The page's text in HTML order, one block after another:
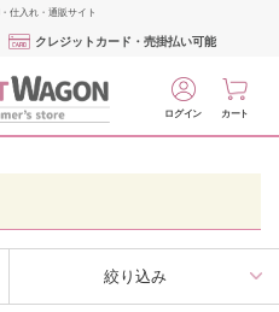
仕入れ・通販サイト
クレジットカード・売掛払い可能
ログイン カート
絞り込み